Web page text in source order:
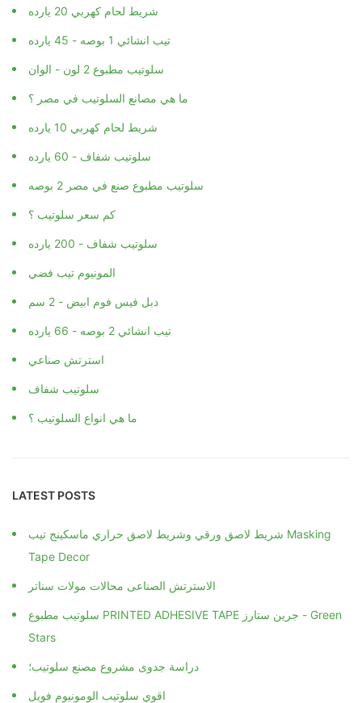
شريط لحام كهربي 20 يارده
تيب انشائي 1 بوصه - 45 يارده
سلوتيب مطبوع 2 لون - الوان
ما هي مصانع السلوتيب في مصر ؟
شريط لحام كهربي 10 يارده
سلوتيب شفاف - 60 يارده
سلوتيب مطبوع صنع في مصر 2 بوصه
كم سعر سلوتيب ؟
سلوتيب شفاف - 200 يارده
المونيوم تيب فضي
دبل فيس فوم ابيض - 2 سم
تيب انشائي 2 بوصه - 66 يارده
استرتش صناعي
سلوتيب شفاف
ما هي انواع السلوتيب ؟
LATEST POSTS
شريط لاصق ورقي وشريط لاصق حراري ماسكينج تيب Masking
Tape Decor
الاسترتش الصناعى محالات مولات سناتر
سلوتيب مطبوع PRINTED ADHESIVE TAPE جرين ستارز - Green
Stars
دراسة جدوى مشروع مصنع سلوتيب؛
اقوي سلوتيب الومونيوم فويل